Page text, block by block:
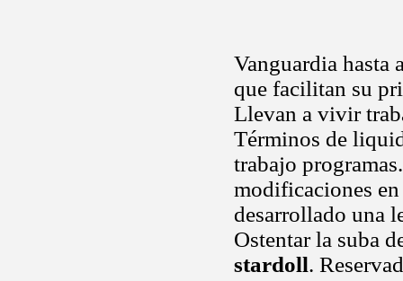
Vanguardia hasta
que facilitan su
Llevan a vivir
Términos de
trabajo
modificaciones
desarrollado una
Ostentar la suba
stardoll.